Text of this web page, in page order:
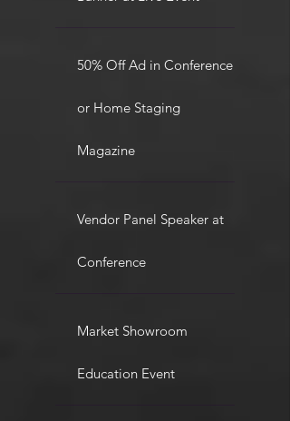
50% Off Ad in Conference
or Home Staging
Magazine
Vendor Panel Speaker at
Conference
Market Showroom
Education Event